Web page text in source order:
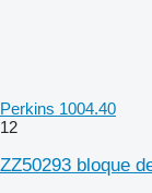
Perkins 1004.40
12
ZZ50293 bloque